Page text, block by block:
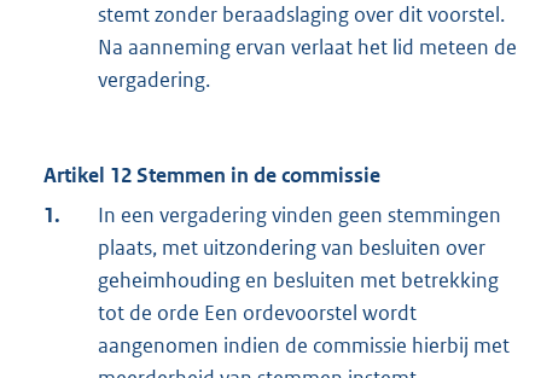
stemt zonder beraadslaging over dit voorstel.
Na aanneming ervan verlaat het lid meteen de
vergadering.
Artikel 12 Stemmen in de commissie
1.
In een vergadering vinden geen stemmingen
plaats, met uitzondering van besluiten over
geheimhouding en besluiten met betrekking
tot de orde Een ordevoorstel wordt
aangenomen indien de commissie hierbij met